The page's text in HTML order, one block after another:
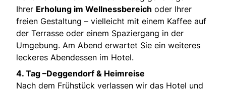
Ihrer Erholung im Wellnessbereich oder Ihrer
freien Gestaltung – vielleicht mit einem Kaffee auf
der Terrasse oder einem Spaziergang in der
Umgebung. Am Abend erwartet Sie ein weiteres
leckeres Abendessen im Hotel.
4. Tag –Deggendorf & Heimreise
Nach dem Frühstück verlassen wir das Hotel und